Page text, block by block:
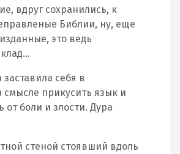
вдруг сохранились, к
Библии, ну, еще
это ведь
себя в
смысле прикусить язык и
от боли и злости. Дура
стеной стоявший вдоль